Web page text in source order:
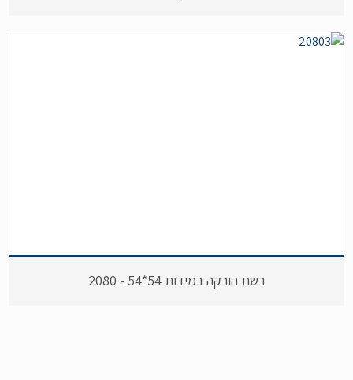
רשת הורקה במידות 54*54 - 2080